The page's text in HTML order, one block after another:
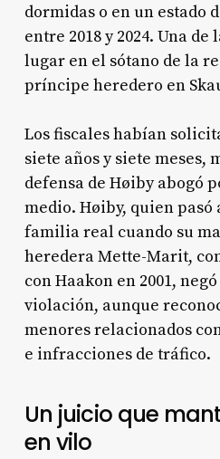
dormidas o en un estado
entre 2018 y 2024. Una
lugar en el sótano de la
príncipe heredero en
Los fiscales habían
siete años y siete meses,
defensa de Høiby abogó
medio. Høiby, quien
familia real cuando su
heredera Mette-Marit,
con Haakon en 2001,
violación, aunque
menores relacionados
e infracciones de tráfico.
Un juicio que
en vilo